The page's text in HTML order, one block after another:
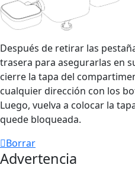
Después de retirar las
trasera para asegurarlas en
cierre la tapa del
cualquier dirección con los
Luego, vuelva a colocar la
quede bloqueada.
Borrar
Advertencia